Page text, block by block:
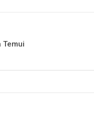
Temui